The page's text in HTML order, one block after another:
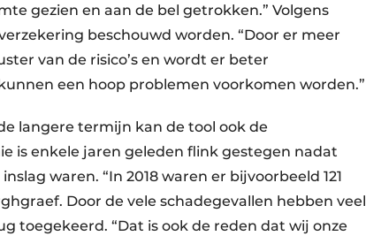
gezien en aan de bel getrokken.” Volgens
beschouwd worden. “Door er meer
van de risico’s en wordt er beter
een hoop problemen voorkomen worden.”
langere termijn kan de tool ook de
is enkele jaren geleden flink gestegen nadat
waren. “In 2018 waren er bijvoorbeeld 121
Door de vele schadegevallen hebben veel
toegekeerd. “Dat is ook de reden dat wij onze